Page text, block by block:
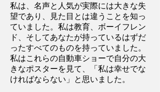
私は、名声と人気が実際には大きな失
望であり、見た目とは違うことを知っ
ていました。私は教育、ボーイフレン
ド、そしてあなたが持っているはずだ
ったすべてのものを持っていました。
私はこれらの自動車ショーで自分の大
きなポスターを見て、「私は幸せでな
ければならない」と思いました。